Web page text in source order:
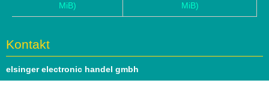
MiB)
MiB)
Kontakt
elsinger electronic handel gmbh